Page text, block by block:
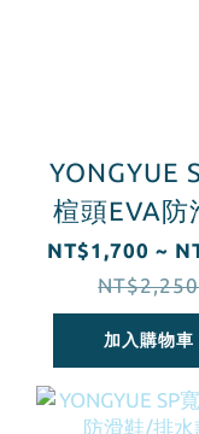
YONGYUE
楦頭EVA防
NT$1,700 ~
NT$2,250
加入購物車